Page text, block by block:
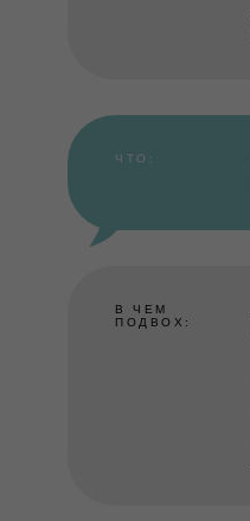
ЧТО:
В ЧЕМ
ПОДВОХ: